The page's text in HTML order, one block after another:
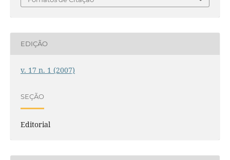
EDIÇÃO
v. 17 n. 1 (2007)
SEÇÃO
Editorial